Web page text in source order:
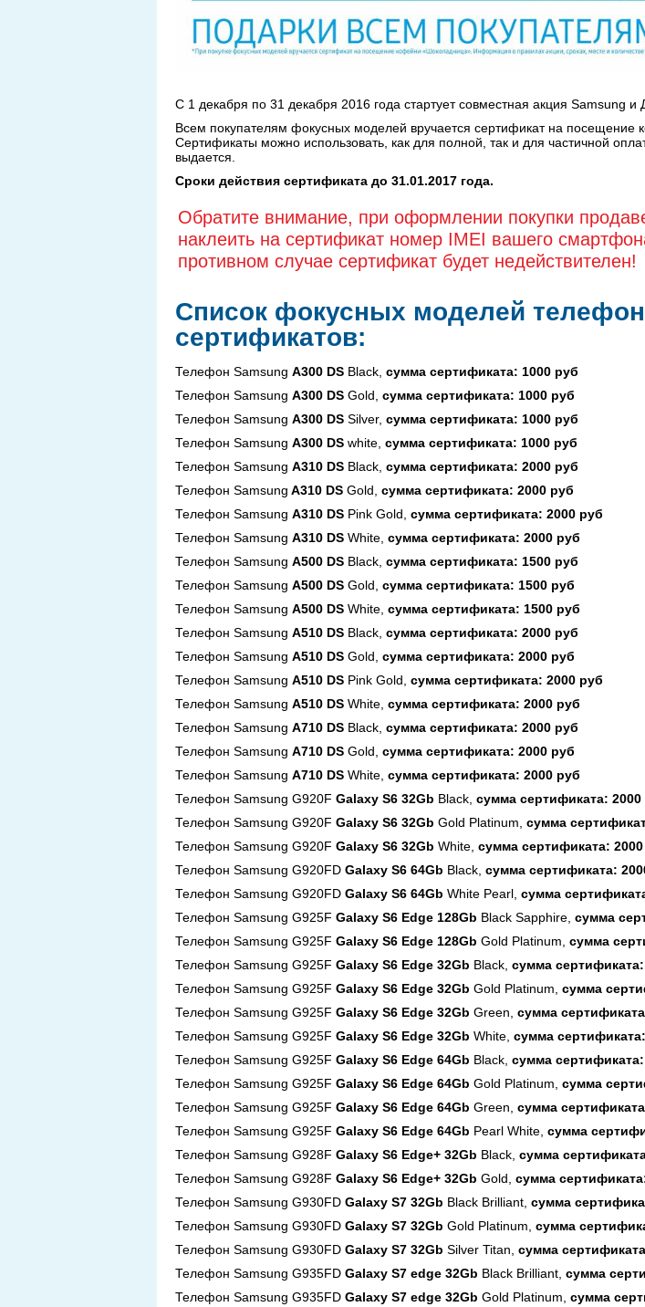
С 1 декабря по 31 декабря 2016 года стартует совместная акция Samsung и
Всем покупателям фокусных моделей вручается сертификат на
Сертификаты можно использовать, как для полной, так и для частичной
выдается.
Сроки действия сертификата до 31.01.2017 года.
Обратите внимание, при оформлении покупки
наклеить на сертификат номер IMEI вашего
противном случае сертификат будет недействителен!
Список фокусных моделей
сертификатов:
Телефон Samsung A300 DS Black сумма сертификата: 1000 руб
Телефон Samsung A300 DS Gold сумма сертификата: 1000 руб
Телефон Samsung A300 DS Silver, сумма сертификата: 1000 руб
Телефон Samsung A300 DS white сумма сертификата: 1000 руб
Телефон Samsung A310 DS Black сумма сертификата: 2000 руб
Телефон Samsung A310 DS Gold сумма сертификата: 2000 руб
Телефон Samsung A310 DS Pink Gold сумма сертификата: 2000 руб
Телефон Samsung A310 DS White сумма сертификата: 2000 руб
Телефон Samsung A500 DS Black сумма сертификата: 1500 руб
Телефон Samsung A500 DS Gold сумма сертификата: 1500 руб
Телефон Samsung A500 DS White сумма сертификата: 1500 руб
Телефон Samsung A510 DS Black сумма сертификата: 2000 руб
Телефон Samsung A510 DS Gold сумма сертификата: 2000 руб
Телефон Samsung A510 DS Pink Gold сумма сертификата: 2000 руб
Телефон Samsung A510 DS White сумма сертификата: 2000 руб
Телефон Samsung A710 DS Black сумма сертификата: 2000 руб
Телефон Samsung A710 DS Gold сумма сертификата: 2000 руб
Телефон Samsung A710 DS White сумма сертификата: 2000 руб
Телефон Samsung G920F Galaxy S6 32Gb Black сумма сертификата: 2000
Телефон Samsung G920F Galaxy S6 32Gb Gold Platinum сумма
Телефон Samsung G920F Galaxy S6 32Gb White сумма сертификата:
Телефон Samsung G920FD Galaxy S6 64Gb Black сумма сертификата:
Телефон Samsung G920FD Galaxy S6 64Gb White Pearl сумма
Телефон Samsung G925F Galaxy S6 Edge 128Gb Black Sapphire сумма
Телефон Samsung G925F Galaxy S6 Edge 128Gb Gold Platinum сумма
Телефон Samsung G925F Galaxy S6 Edge 32Gb Black сумма сертификата:
Телефон Samsung G925F Galaxy S6 Edge 32Gb Gold Platinum сумма
Телефон Samsung G925F Galaxy S6 Edge 32Gb Green сумма
Телефон Samsung G925F Galaxy S6 Edge 32Gb White сумма сертификата:
Телефон Samsung G925F Galaxy S6 Edge 64Gb Black сумма сертификата:
Телефон Samsung G925F Galaxy S6 Edge 64Gb Gold Platinum сумма
Телефон Samsung G925F Galaxy S6 Edge 64Gb Green сумма
Телефон Samsung G925F Galaxy S6 Edge 64Gb Pearl White сумма
Телефон Samsung G928F Galaxy S6 Edge+ 32Gb Black сумма
Телефон Samsung G928F Galaxy S6 Edge+ 32Gb Gold сумма
Телефон Samsung G930FD Galaxy S7 32Gb Black Brilliant сумма
Телефон Samsung G930FD Galaxy S7 32Gb Gold Platinum сумма
Телефон Samsung G930FD Galaxy S7 32Gb Silver Titan сумма
Телефон Samsung G935FD Galaxy S7 edge 32Gb Black Brilliant сумма
Телефон Samsung G935FD Galaxy S7 edge 32Gb Gold Platinum сумма